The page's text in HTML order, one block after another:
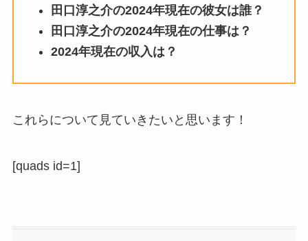
田口淳之介の2024年現在の彼女は誰？
田口淳之介の2024年現在の仕事は？
2024年現在の収入は？
これらについて見ていきたいと思います！
[quads id=1]